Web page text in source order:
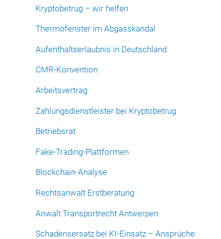
Kryptobetrug – wir helfen
Thermofenster im Abgasskandal
Aufenthaltserlaubnis in Deutschland
CMR-Konvention
Arbeitsvertrag
Zahlungsdienstleister bei Kryptobetrug
Betriebsrat
Fake-Trading-Plattformen
Blockchain-Analyse
Rechtsanwalt Erstberatung
Anwalt Transportrecht Antwerpen
Schadensersatz bei KI-Einsatz – Ansprüche